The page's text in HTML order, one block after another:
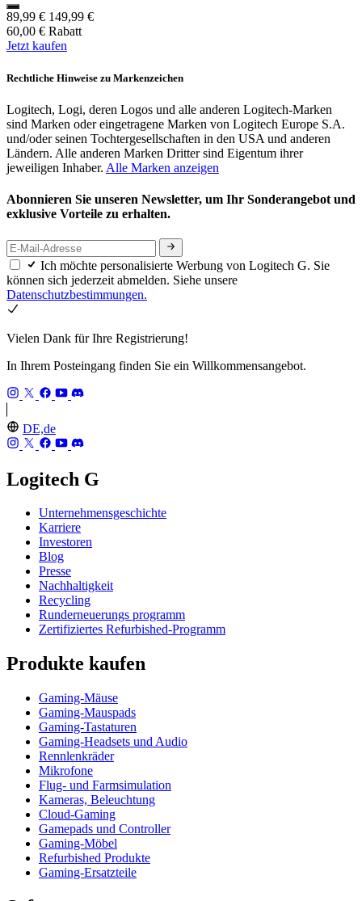
89,99 € 149,99 €
60,00 € Rabatt
Jetzt kaufen
Rechtliche Hinweise zu Markenzeichen
Logitech, Logi, deren Logos und alle anderen Logitech-Marken
sind Marken oder eingetragene Marken von Logitech Europe S.A.
und/oder seinen Tochtergesellschaften in den USA und anderen
Ländern. Alle anderen Marken Dritter sind Eigentum ihrer
jeweiligen Inhaber. Alle Marken anzeigen
Abonnieren Sie unseren Newsletter, um Ihr Sonderangebot und
exklusive Vorteile zu erhalten.
Ich möchte personalisierte Werbung von Logitech G. Sie
können sich jederzeit abmelden. Siehe unsere
Datenschutzbestimmungen.
Vielen Dank für Ihre Registrierung!
In Ihrem Posteingang finden Sie ein Willkommensangebot.
DE,de
Logitech G
Unternehmensgeschichte
Karriere
Investoren
Blog
Presse
Nachhaltigkeit
Recycling
Runderneuerungs programm
Zertifiziertes Refurbished-Programm
Produkte kaufen
Gaming-Mäuse
Gaming-Mauspads
Gaming-Tastaturen
Gaming-Headsets und Audio
Rennlenkräder
Mikrofone
Flug- und Farmsimulation
Kameras, Beleuchtung
Cloud-Gaming
Gamepads und Controller
Gaming-Möbel
Refurbished Produkte
Gaming-Ersatzteile